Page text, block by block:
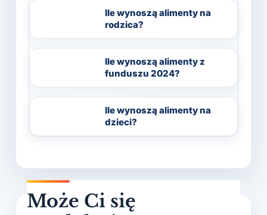
Ile wynoszą alimenty na
rodzica?
Ile wynoszą alimenty z
funduszu 2024?
Ile wynoszą alimenty na
dzieci?